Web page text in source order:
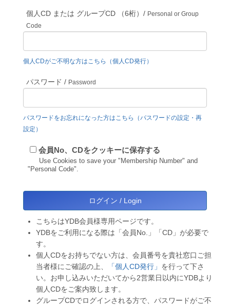
個人CD または グループCD （6桁）/ Personal or Group
Code
個人CDがご不明な方はこちら（個人CD発行）
パスワード / Password
パスワードをお忘れになった方はこちら（パスワードの設定・再
設定）
会員No、CDをクッキーに保存する
Use Cookies to save your "Membership Number" and
"Personal Code".
こちらはYDB会員様専用ページです。
YDBをご利用になる際は「会員No.」「CD」が必要で
す。
個人CDをお持ちでない方は、会員番号を貴社窓口ご担
当者様にご確認の上、
「個人CD発行」 を行って下さ
い。お申し込みいただいてから2営業日以内にYDBより
個人CDをご案内致します。
グループCDでログインされる方で、パスワードがご不